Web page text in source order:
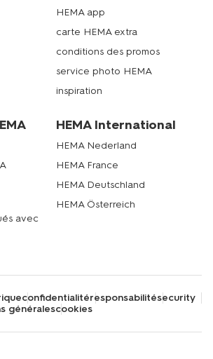
HEMA app
carte HEMA extra
conditions des promos
service photo HEMA
inspiration
avec
HEMA International
HEMA Nederland
HEMA France
HEMA Deutschland
HEMA Österreich
confidentialitéresponsabilitésecurity
généralescookies